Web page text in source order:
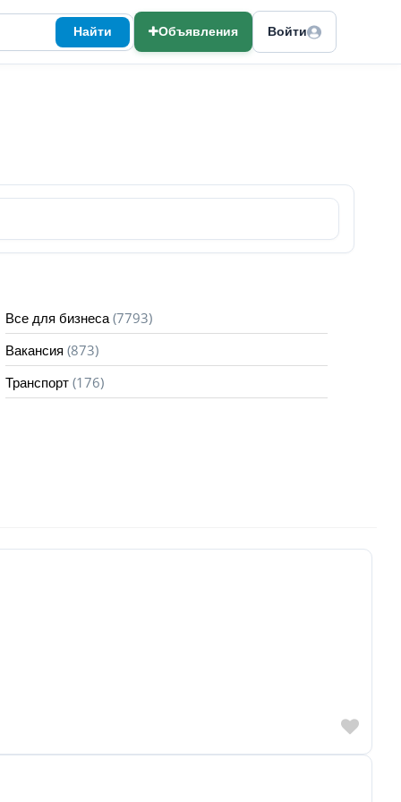
Найти Объявления Войти
Все для бизнеса (7793)
Вакансия (873)
Транспорт (176)